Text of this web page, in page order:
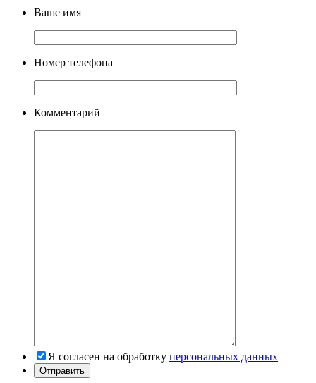
Ваше имя
Номер телефона
Комментарий
Я согласен на обработку персональных данных